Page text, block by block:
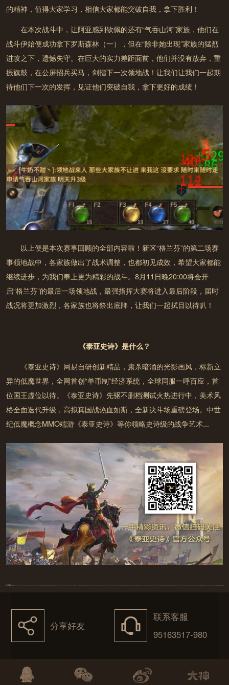
的精神，值得大家学习，相信大家都能突破自我，拿下胜利！
在本次战斗中， 让阿亚感到钦佩的还有“气吞山河”家族，他们在
战斗伊始便成功拿下罗斯森林（一），但在“除非她出现”家族的猛烈
进攻之下，遗憾失守。在巨大的实力差距面前，他们并没有放弃，重
振旗鼓，在公屏招兵买马，剑指下一次领地战！让我们让我们一起期
待他们下一次的发挥，见证他们突破自我，拿下更好的成绩！
以上便是本次赛事回顾的全部内容啦！新区“格兰芬”的第二场赛
事领地战中，各家族做出了战术调整，也都初见成效，希望大家都能
继续进步，为我们奉上更为精彩的战斗。 8月11日晚20:00将会开
启“格兰芬”的最后一场领地战，最强指挥大赛将进入最后阶段，届时
战况将更加激烈，各家族也将祭出底牌，让我们一起拭目以待叭！
《泰亚史诗》是什么？
《泰亚史诗》网易自研创新精品，肃杀暗涌的光影画风，标新立
异的低魔世界，全网首创“单币制”经济系统，全球同服一呼百应，首
位国王虚位以待。《泰亚史诗》先驱不删档测试火热进行中，美术风
格全面迭代升级，高拟真国战热血如斯，全新决斗场重磅登场。中世
纪低魔概念MMO端游《泰亚史诗》等你领略史诗级的战争艺术...
򰀂 分享好友 򰀃
联系客服
95163517-980